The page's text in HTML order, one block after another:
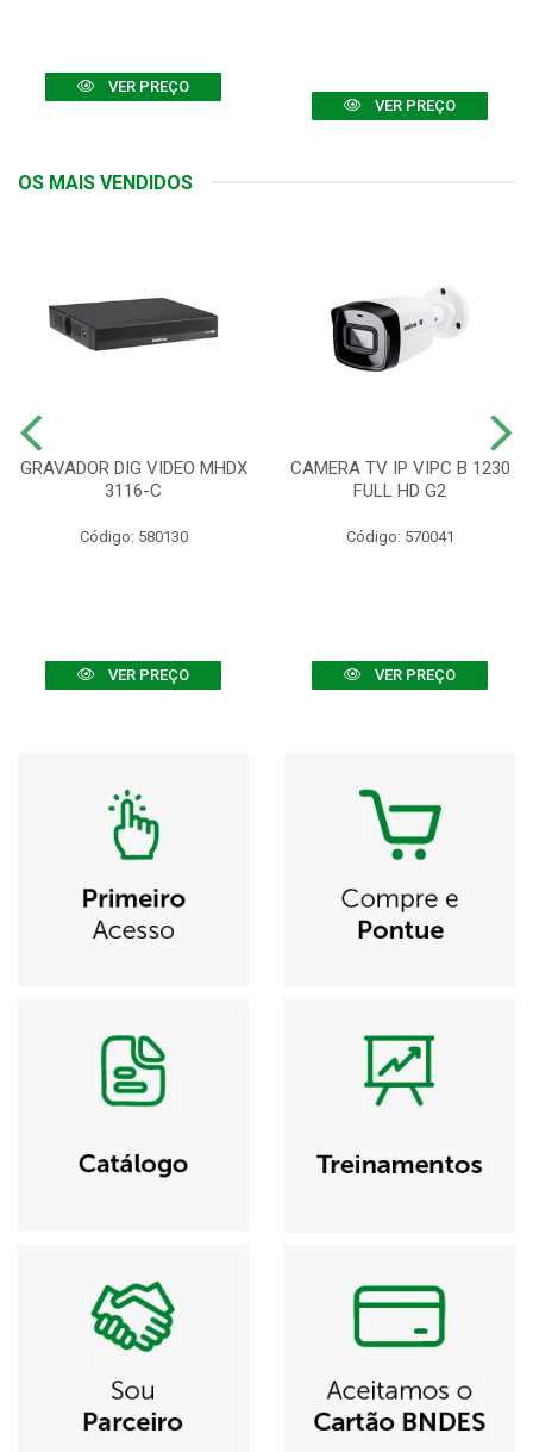
VER PREÇO
VER PREÇO
OS MAIS VENDIDOS
GRAVADOR DIG VIDEO MHDX
3116-C
Código: 580130
VER PREÇO
CAMERA TV IP VIPC B 1230
FULL HD G2
Código: 570041
VER PREÇO